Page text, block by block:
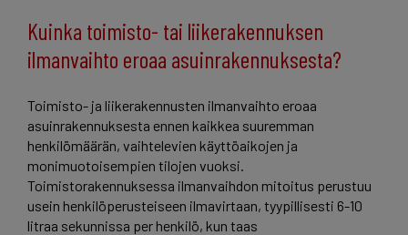
Kuinka toimisto- tai liikerakennuksen
ilmanvaihto eroaa asuinrakennuksesta?
Toimisto- ja liikerakennusten ilmanvaihto eroaa
asuinrakennuksesta ennen kaikkea suuremman
henkilömäärän, vaihtelevien käyttöaikojen ja
monimuotoisempien tilojen vuoksi.
Toimistorakennuksessa ilmanvaihdon mitoitus perustuu
usein henkilöperusteiseen ilmavirtaan, tyypillisesti 6-10
litraa sekunnissa per henkilö, kun taas